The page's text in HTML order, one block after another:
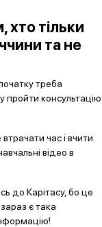
тільки
та не
треба
пройти консультацію
час і вчити
відео в
до Карітасу, бо це
є така